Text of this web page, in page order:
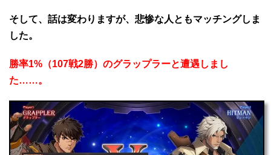
そして、話は変わりますが、悲惨な人ともマッチングしま
した。
勝率1%（107戦2勝）のグラップラーと遭遇しまし
た……。